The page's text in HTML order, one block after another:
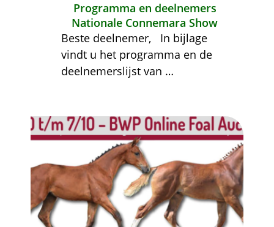
Programma en deelnemers
Nationale Connemara Show
Beste deelnemer,
In bijlage
vindt u het programma en de
deelnemerslijst van …
Afbeelding